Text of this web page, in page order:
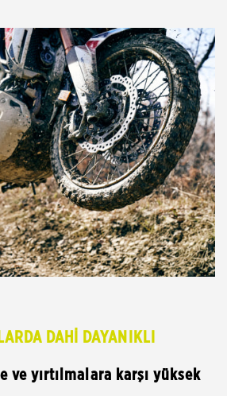
DAHİ DAYANIKLI
ve yırtılmalara karşı yüksek